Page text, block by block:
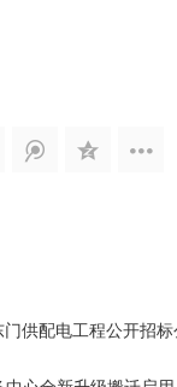
供配电工程公开招